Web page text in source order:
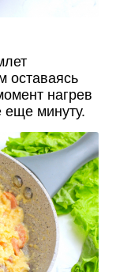
оставаясь
нагрев
еще минуту.